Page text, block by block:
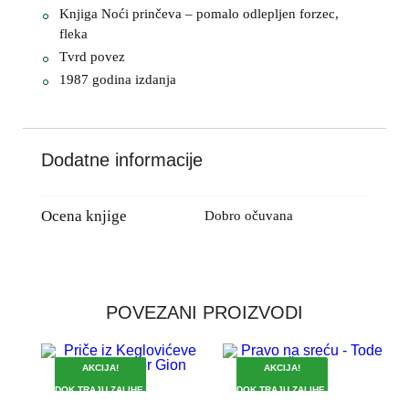
Knjiga Noći prinčeva – pomalo odlepljen forzec,
fleka
Tvrd povez
1987 godina izdanja
Dodatne informacije
Ocena knjige Dobro očuvana
POVEZANI PROIZVODI
AKCIJA!
DOK TRAJU ZALIHE.
AKCIJA!
DOK TRAJU ZALIHE.